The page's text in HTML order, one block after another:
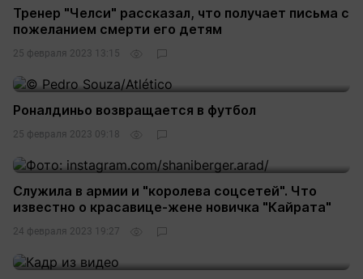
Тренер "Челси" рассказал, что получает письма с
пожеланием смерти его детям
25 февраля 2023 13:15
Роналдиньо возвращается в футбол
25 февраля 2023 09:18
Служила в армии и "королева соцсетей". Что
известно о красавице-жене новичка "Кайрата"
24 февраля 2023 19:27